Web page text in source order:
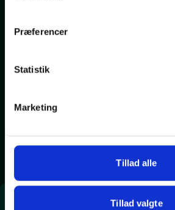
Præferencer
Statistik
Marketing
Tillad alle
Tillad valgte
47.799,-